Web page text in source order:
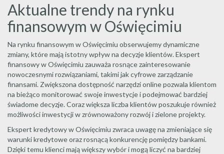
Aktualne trendy na rynku
finansowym w Oświęcimiu
Na rynku finansowym w Oświęcimiu obserwujemy dynamiczne
zmiany, które mają istotny wpływ na decyzje klientów. Ekspert
finansowy w Oświęcimiu zauważa rosnące zainteresowanie
nowoczesnymi rozwiązaniami, takimi jak cyfrowe zarządzanie
finansami. Zwiększona dostępność narzędzi online pozwala klientom
na bieżąco monitorować swoje inwestycje i podejmować bardziej
świadome decyzje. Coraz większa liczba klientów poszukuje również
możliwości inwestycji w zrównoważony rozwój i zielone projekty.
Ekspert kredytowy w Oświęcimiu zwraca uwagę na zmieniające się
warunki kredytowe oraz rosnącą konkurencję pomiędzy bankami.
Dzięki temu klienci mają większy wybór i mogą liczyć na bardziej